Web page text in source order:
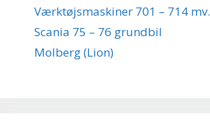
Værktøjsmaskiner 701 – 714 mv.
Scania 75 – 76 grundbil
Molberg (Lion)